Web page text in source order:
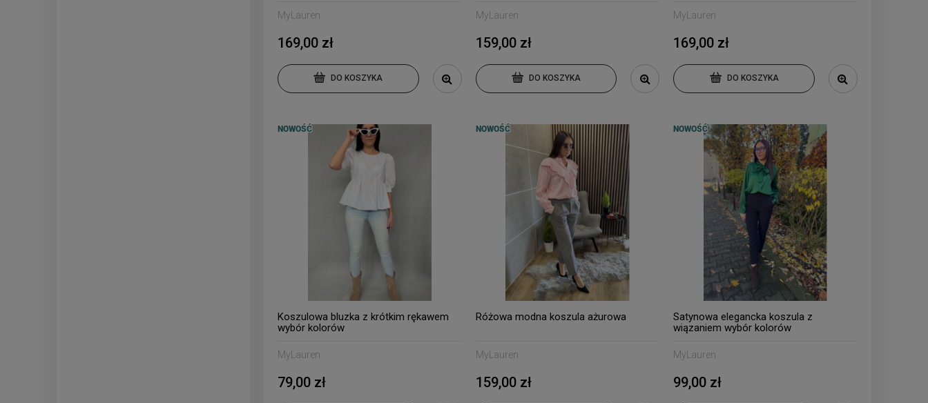
MyLauren
169,00 zł
DO KOSZYKA
MyLauren
159,00 zł
DO KOSZYKA
MyLauren
169,00 zł
DO KOSZYKA
Koszulowa bluzka z krótkim rękawem
wybór kolorów
MyLauren
79,00 zł
NOWOŚĆ
Różowa modna koszula ażurowa
MyLauren
159,00 zł
NOWOŚĆ
Satynowa elegancka koszula z
wiązaniem wybór kolorów
MyLauren
99,00 zł
NOWOŚĆ